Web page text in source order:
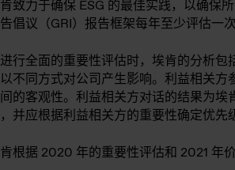
致力于确保 ESG 的最佳实践，以确保
倡议（GRI）报告框架每年至少评估一
行全面的重要性评估时，埃肯的分析
不同方式对公司产生影响。利益相关
的客观性。利益相关方对话的结果为
并应根据利益相关方的重要性确定优先
根据 2020 年的重要性评估和 2021 年